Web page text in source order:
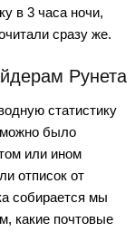
в 3 часа ночи,
сразу же.
Рунета
статистику
было
или ином
отписок от
собирается мы
какие почтовые